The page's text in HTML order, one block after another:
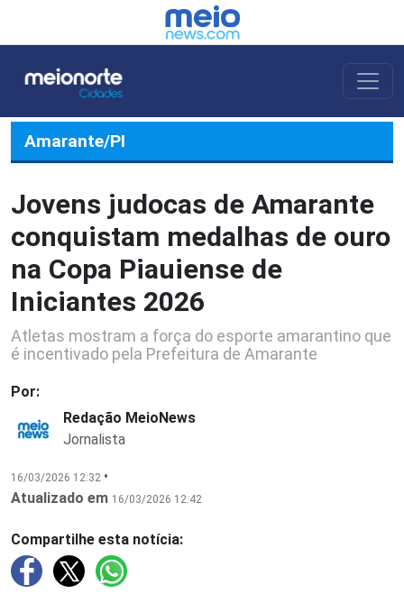
Amarante/PI
Jovens judocas de Amarante
conquistam medalhas de ouro
na Copa Piauiense de
Iniciantes 2026
Atletas mostram a força do esporte amarantino que
é incentivado pela Prefeitura de Amarante
Por:
Redação MeioNews
Jornalista
16/03/2026 12:32 •
Atualizado em 16/03/2026 12:42
Compartilhe esta notícia: